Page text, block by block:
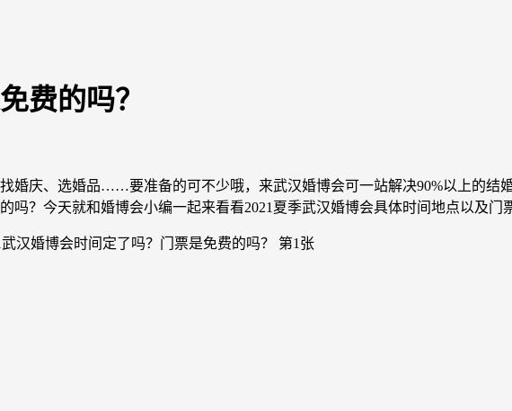
费的吗？
婚庆、选婚品……要准备的可不少哦，来武汉婚博会可一站解决90%以上的结
吗？今天就和婚博会小编一起来看看2021夏季武汉婚博会具体时间地点以及门